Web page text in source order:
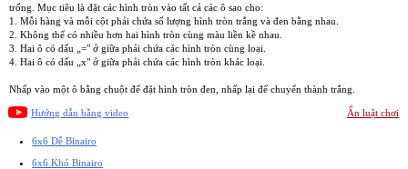
trống. Mục tiêu là đặt các hình tròn vào tất cả các ô sao cho:
1. Mỗi hàng và mỗi cột phải chứa số lượng hình tròn trắng và đen bằng nhau.
2. Không thể có nhiều hơn hai hình tròn cùng màu liền kề nhau.
3. Hai ô có dấu „=" ở giữa phải chứa các hình tròn cùng loại.
4. Hai ô có dấu „x" ở giữa phải chứa các hình tròn khác loại.
Nhấp vào một ô bằng chuột để đặt hình tròn đen, nhấp lại để chuyển thành trắng.
Hướng dẫn bằng video Ẩn luật chơi
6x6 Dễ Binairo
6x6 Khó Binairo